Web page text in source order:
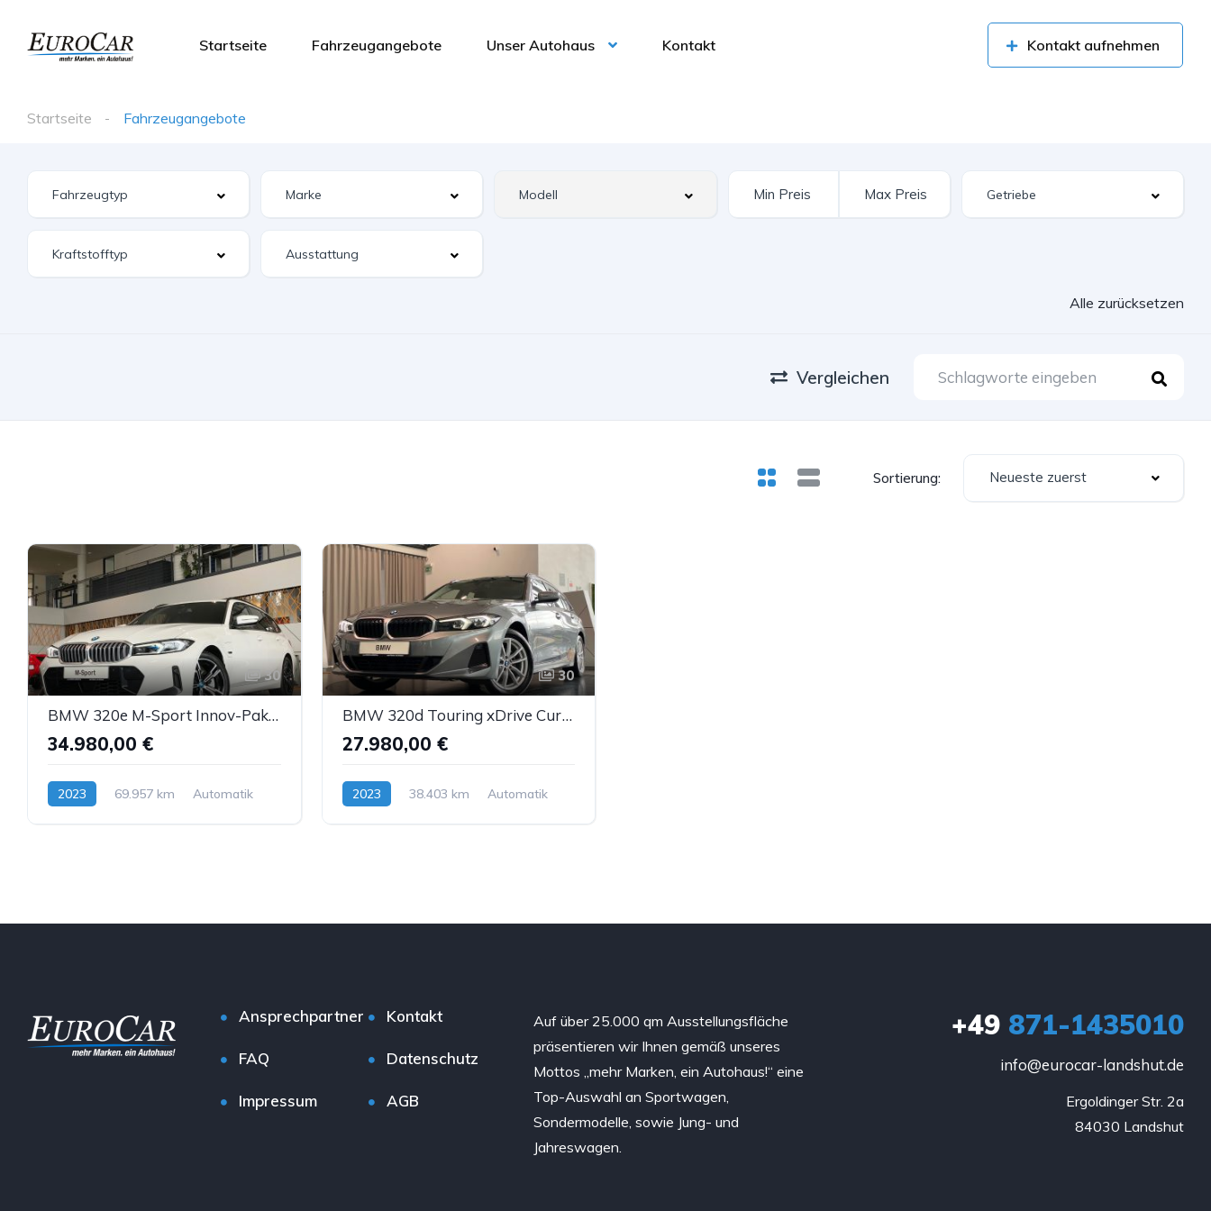
Startseite Fahrzeugangebote Unser Autohaus Kontakt Kontakt aufnehmen
Startseite Fahrzeugangebote
Alle zurücksetzen
Vergleichen
Sortierung: Neueste zuerst
30
BMW 320e M-Sport Innov-Paket AmbienteB HUD H&K ACC
34.980,00 €
2023 69.957 km
Automatik
30
BMW 320d Touring xDrive Curved DrivingA. DAB Shz LED
27.980,00 €
2023 38.403 km
Automatik
Ansprechpartner Kontakt
FAQ Datenschutz
Impressum AGB
Auf über 25.000 qm Ausstellungsfläche
präsentieren wir Ihnen gemäß unseres
Mottos „mehr Marken, ein Autohaus!“ eine
Top-Auswahl an Sportwagen,
Sondermodelle, sowie Jung- und
Jahreswagen.
+49871-1435010
info@eurocar-landshut.de
Ergoldinger Str. 2a
84030 Landshut